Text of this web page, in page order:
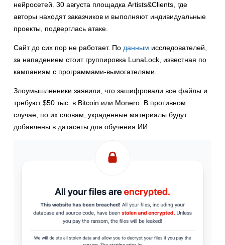
нейросетей. 30 августа площадка Artists&Clients, где
авторы находят заказчиков и выполняют индивидуальные
проекты, подверглась атаке.
Сайт до сих пор не работает. По данным исследователей,
за нападением стоит группировка LunaLock, известная по
кампаниям с программами-вымогателями.
Злоумышленники заявили, что зашифровали все файлы и
требуют $50 тыс. в Bitcoin или Monero. В противном
случае, по их словам, украденные материалы будут
добавлены в датасеты для обучения ИИ.